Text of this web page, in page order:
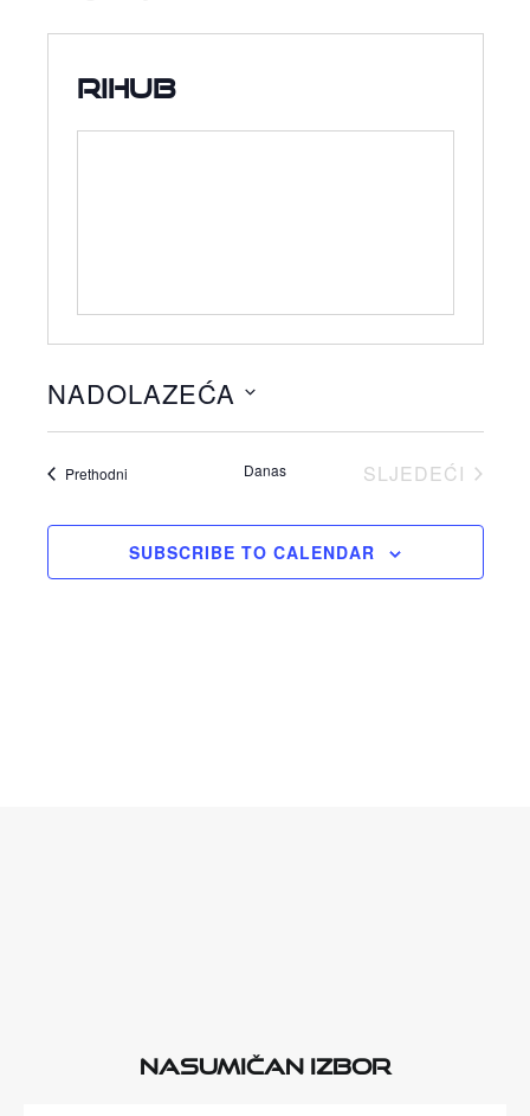
RiHub
NADOLAZEĆA
PrethodniDogađaji Danas
SLJEDEĆI
SUBSCRIBE TO CALENDAR
Nasumičan izbor